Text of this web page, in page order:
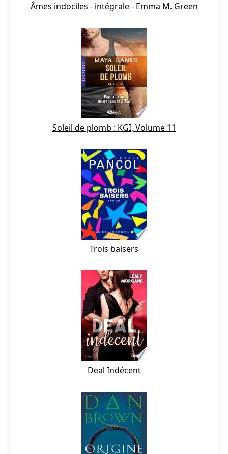
Âmes indociles - intégrale - Emma M. Green
Soleil de plomb : KGI, Volume 11
Trois baisers
Deal Indécent